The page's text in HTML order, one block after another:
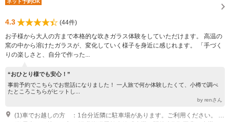
4.3
(44件)
お子様から大人の方まで本格的な吹きガラス体験をしていただけます。 高温の
窯の中から溶けたガラスが、変化していく様子を身近に感じれます。 「手づく
りの楽しさと、自分で作った...
“おひとり様でも安心！”
事前予約でこちらでお世話になりました！ 一人旅で何か体験したくて、小樽で調べ
たところこちらがヒットし...
by renさん